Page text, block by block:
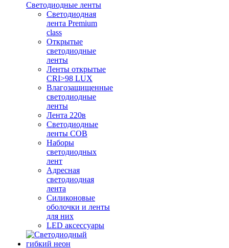
Светодиодные ленты
Светодиодная
лента Premium
class
Открытые
светодиодные
ленты
Ленты открытые
CRI>98 LUX
Влагозащищенные
светодиодные
ленты
Лента 220в
Светодиодные
ленты COB
Наборы
светодиодных
лент
Адресная
светодиодная
лента
Силиконовые
оболочки и ленты
для них
LED аксессуары